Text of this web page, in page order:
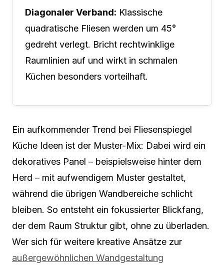
Diagonaler Verband: Klassische
quadratische Fliesen werden um 45°
gedreht verlegt. Bricht rechtwinklige
Raumlinien auf und wirkt in schmalen
Küchen besonders vorteilhaft.
Ein aufkommender Trend bei Fliesenspiegel
Küche Ideen ist der Muster-Mix: Dabei wird ein
dekoratives Panel – beispielsweise hinter dem
Herd – mit aufwendigem Muster gestaltet,
während die übrigen Wandbereiche schlicht
bleiben. So entsteht ein fokussierter Blickfang,
der dem Raum Struktur gibt, ohne zu überladen.
Wer sich für weitere kreative Ansätze zur
außergewöhnlichen Wandgestaltung